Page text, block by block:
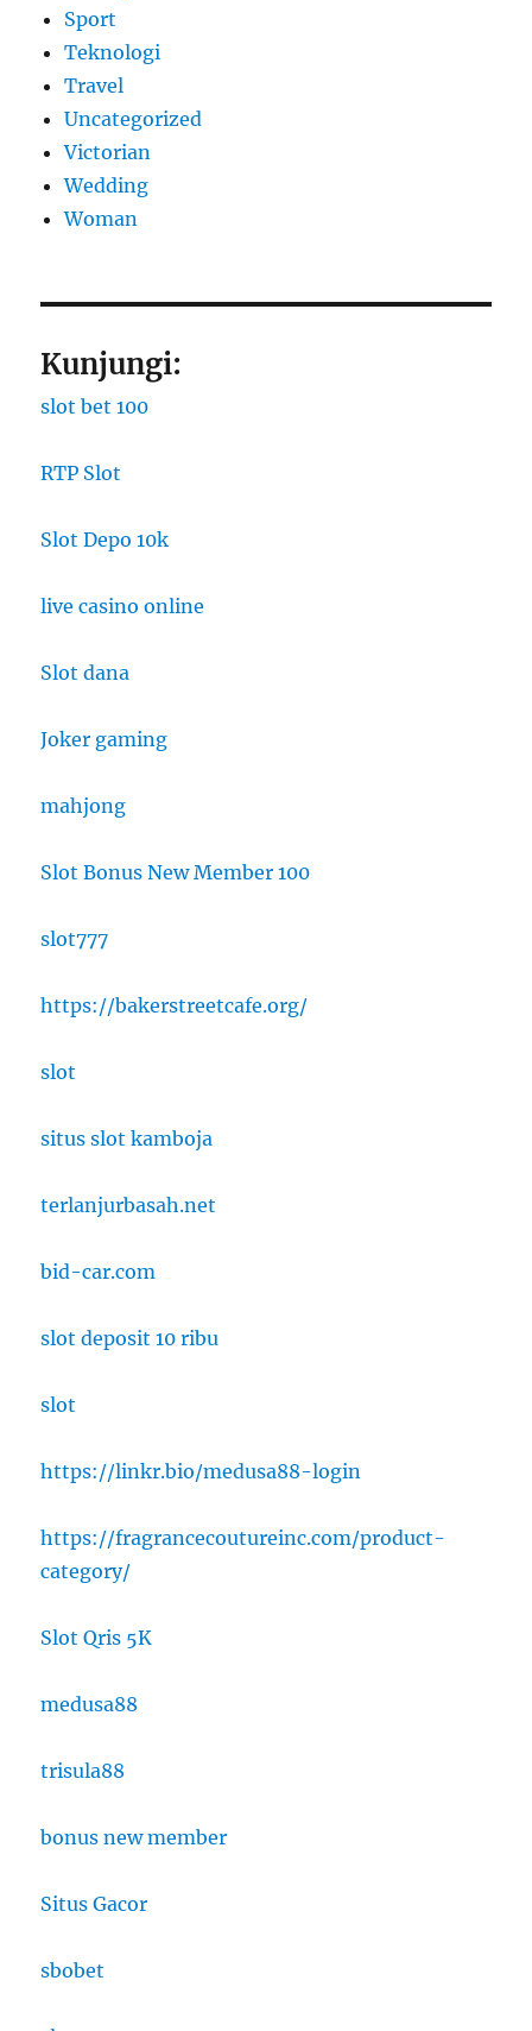
Sport
Teknologi
Travel
Uncategorized
Victorian
Wedding
Woman
Kunjungi:
slot bet 100
RTP Slot
Slot Depo 10k
live casino online
Slot dana
Joker gaming
mahjong
Slot Bonus New Member 100
slot777
https://bakerstreetcafe.org/
slot
situs slot kamboja
terlanjurbasah.net
bid-car.com
slot deposit 10 ribu
slot
https://linkr.bio/medusa88-login
https://fragrancecoutureinc.com/product-
category/
Slot Qris 5K
medusa88
trisula88
bonus new member
Situs Gacor
sbobet